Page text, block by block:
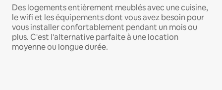
Des logements entièrement meublés avec une cuisine,
le wifi et les équipements dont vous avez besoin pour
vous installer confortablement pendant un mois ou
plus. C'est l'alternative parfaite à une location
moyenne ou longue durée.